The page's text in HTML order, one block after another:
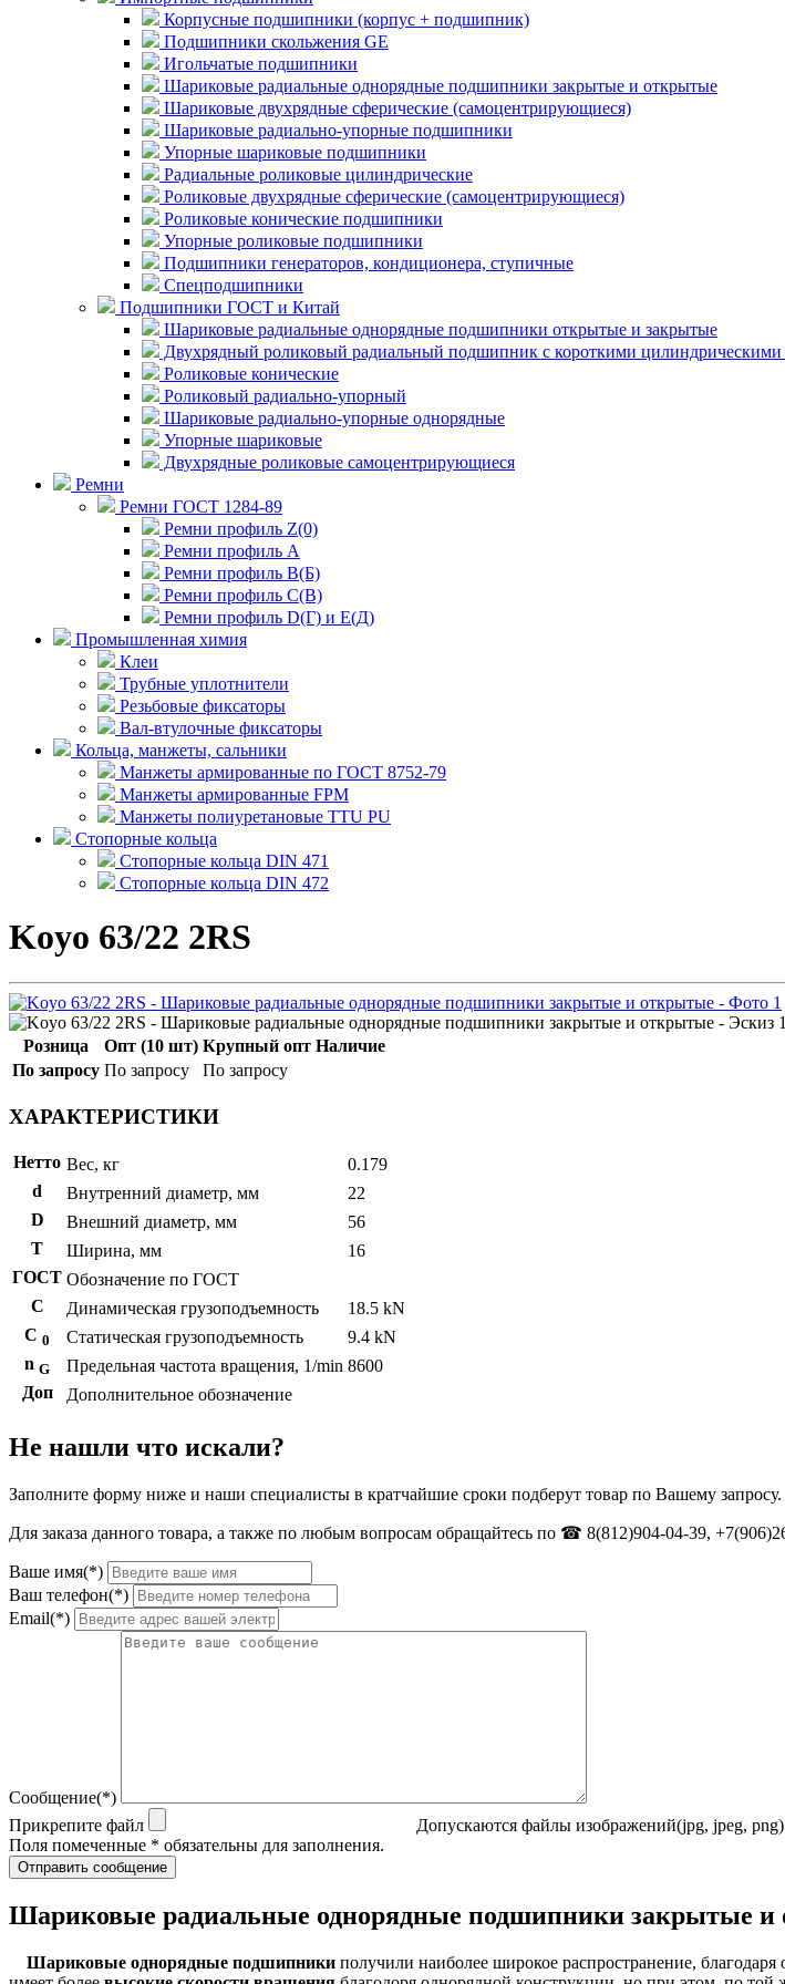
Корпусные подшипники (корпус + подшипник)
Подшипники скольжения GE
Игольчатые подшипники
Шариковые радиальные однорядные подшипники закрытые и открытые
Шариковые двухрядные сферические (самоцентрирующиеся)
Шариковые радиально-упорные подшипники
Упорные шариковые подшипники
Радиальные роликовые цилиндрические
Роликовые двухрядные сферические (самоцентрирующиеся)
Роликовые конические подшипники
Упорные роликовые подшипники
Подшипники генераторов, кондиционера, ступичные
Спецподшипники
Подшипники ГОСТ и Китай
Шариковые радиальные однорядные подшипники открытые и закрытые
Двухрядный роликовый радиальный подшипник с короткими цилиндрическими
Роликовые конические
Роликовый радиально-упорный
Шариковые радиально-упорные однорядные
Упорные шариковые
Двухрядные роликовые самоцентрирующиеся
Ремни
Ремни ГОСТ 1284-89
Ремни профиль Z(0)
Ремни профиль А
Ремни профиль В(Б)
Ремни профиль С(В)
Ремни профиль D(Г) и E(Д)
Промышленная химия
Клеи
Трубные уплотнители
Резьбовые фиксаторы
Вал-втулочные фиксаторы
Кольца, манжеты, сальники
Манжеты армированные по ГОСТ 8752-79
Манжеты армированные FPM
Манжеты полиуретановые TTU PU
Стопорные кольца
Стопорные кольца DIN 471
Стопорные кольца DIN 472
Koyo 63/22 2RS
Розница Опт (10 шт) Крупный опт Наличие
По запросу По запросу По запросу
ХАРАКТЕРИСТИКИ
Нетто Вес, кг
0.179
d
Внутренний диаметр, мм
22
D
Внешний диаметр, мм
56
T
Ширина, мм
16
ГОСТ Обозначение по ГОСТ
C
Динамическая грузоподъемность
18.5 kN
С 0 Статическая грузоподъемность
9.4 kN
n G Предельная частота вращения, 1/min 8600
Доп
Дополнительное обозначение
Не нашли что искали?
Заполните форму ниже и наши специалисты в кратчайшие сроки подберут товар по Вашему запросу.
Для заказа данного товара, а также по любым вопросам обращайтесь по ☎ 8(812)904-04-39,
Ваше имя(*)
Ваш телефон(*)
Email(*)
Сообщение(*)
Прикрепите файл
Допускаются файлы изображений(jpg, jpeg,
Поля помеченные * обязательны для заполнения.
Отправить сообщение
Шариковые радиальные однорядные подшипники закрытые и
Шариковые однорядные подшипники получили наиболее широкое распространение,